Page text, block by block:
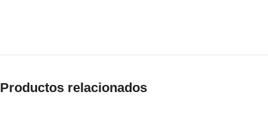
Productos relacionados